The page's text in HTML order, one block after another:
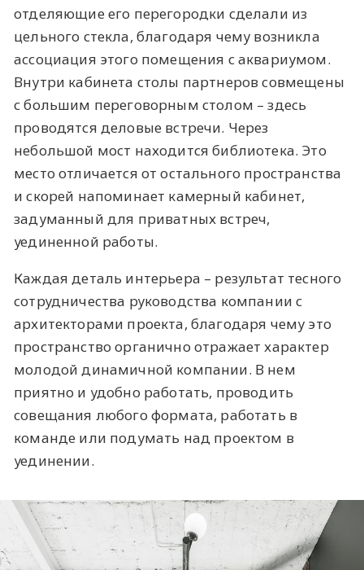
отделяющие его перегородки сделали из
цельного стекла, благодаря чему возникла
ассоциация этого помещения с аквариумом.
Внутри кабинета столы партнеров совмещены
с большим переговорным столом – здесь
проводятся деловые встречи. Через
небольшой мост находится библиотека. Это
место отличается от остального пространства
и скорей напоминает камерный кабинет,
задуманный для приватных встреч,
уединенной работы.
Каждая деталь интерьера – результат тесного
сотрудничества руководства компании с
архитекторами проекта, благодаря чему это
пространство органично отражает характер
молодой динамичной компании. В нем
приятно и удобно работать, проводить
совещания любого формата, работать в
команде или подумать над проектом в
уединении.